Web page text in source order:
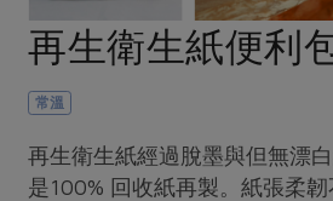
個人清
家庭清潔 織品
日用品
防災用品
主題食譜
養身食補
2024農業發展計畫年度報告
更多議題活動
傳到心坎裡，誠心又澎派
生活者e週報
綠主張月刊
典藏閱覽室
社務專區
選舉專區
最新消息
媒體報導
再生衛生紙便利
常溫
再生衛生紙經過脫墨與但無漂
是100% 回收紙再製。紙張柔